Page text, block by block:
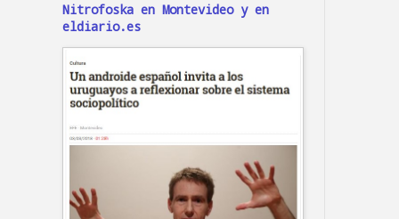
Nitrofoska en Montevideo y en
eldiario.es